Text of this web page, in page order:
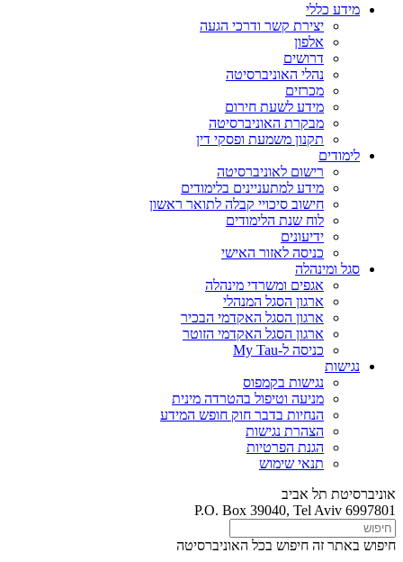
מידע כללי
יצירת קשר ודרכי הגעה
אלפון
דרושים
נהלי האוניברסיטה
מכרזים
מידע לשעת חירום
מבקרת האוניברסיטה
תקנון משמעת ופסקי דין
לימודים
רישום לאוניברסיטה
מידע למתעניינים בלימודים
חישוב סיכויי קבלה לתואר ראשון
לוח שנת הלימודים
ידיעונים
כניסה לאזור האישי
סגל ומינהלה
אגפים ומשרדי מינהלה
ארגון הסגל המנהלי
ארגון הסגל האקדמי הבכיר
ארגון הסגל האקדמי הזוטר
כניסה ל-My Tau
נגישות
נגישות בקמפוס
מניעה וטיפול בהטרדה מינית
הנחיות בדבר חוק חופש המידע
הצהרת נגישות
הגנת הפרטיות
תנאי שימוש
אוניברסיטת תל אביב
P.O. Box 39040, Tel Aviv 6997801
חיפוש באתר זה חיפוש בכל האוניברסיטה